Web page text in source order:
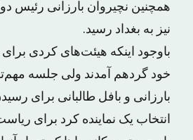
همچنین نچیروان بارزانی رئیس
نیز به بغداد رسید.
باوجود اینکه هیئت‌های کردی برای
خود گردهم آمدند ولی جلسه
بارزانی و بافل طالبانی برای
انتخاب یک نماینده کرد برای